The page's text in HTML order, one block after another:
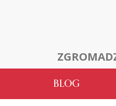
BLOG